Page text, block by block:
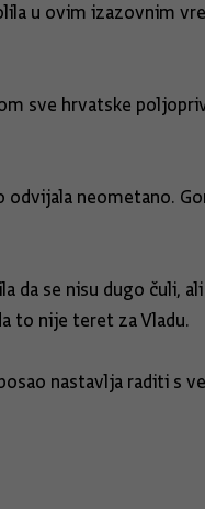
u ovim izazovnim
sve hrvatske
neometano.
da se nisu dugo čuli,
to nije teret za Vladu.
nastavlja raditi s